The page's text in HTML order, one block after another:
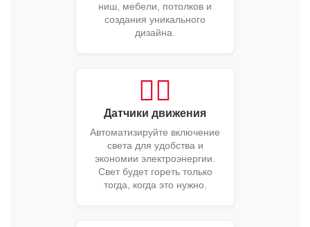
ниш, мебели, потолков и
создания уникального
дизайна.
🚶‍♂️
Датчики движения
Автоматизируйте включение
света для удобства и
экономии электроэнергии.
Свет будет гореть только
тогда, когда это нужно.